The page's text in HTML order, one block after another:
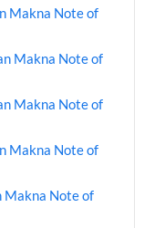
Makna Note of
Makna Note of
Makna Note of
Makna Note of
Makna Note of